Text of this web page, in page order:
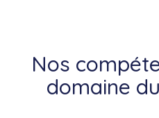
Nos
domaine